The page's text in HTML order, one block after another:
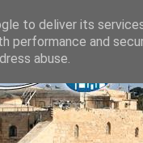
to deliver its
performance and
abuse.